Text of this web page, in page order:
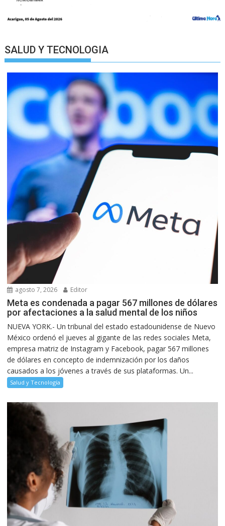
SALUD Y TECNOLOGIA
agosto 7, 2026 Editor
Meta es condenada a pagar 567 millones de dólares
por afectaciones a la salud mental de los niños
NUEVA YORK.- Un tribunal del estado estadounidense de Nuevo
México ordenó el jueves al gigante de las redes sociales Meta,
empresa matriz de Instagram y Facebook, pagar 567 millones
de dólares en concepto de indemnización por los daños
causados a los jóvenes a través de sus plataformas. Un...
Salud y Tecnología